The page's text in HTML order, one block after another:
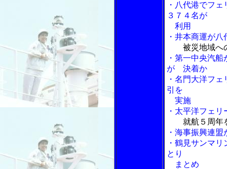
・八代港でフ
３７４名が
利用
・井本商運が
被災地域へ
・第一中央汽
が 決着か
・名門大洋フ
引を
実施
・太平洋フェ
就航５周年
・海事振興連
・鶴見サンマ
とり
まとめ